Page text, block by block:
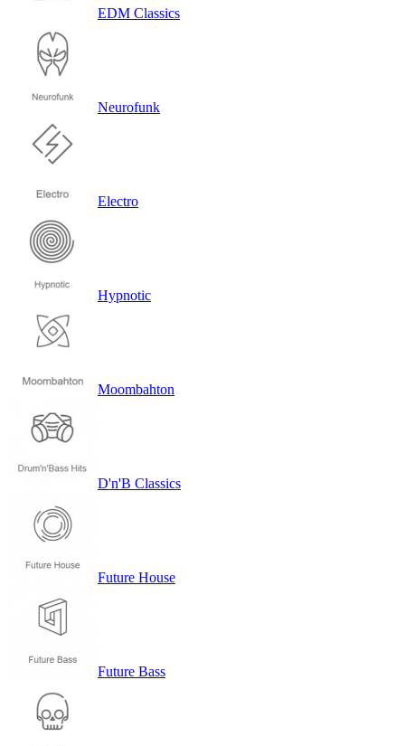
EDM Classics
Neurofunk
Electro
Hypnotic
Moombahton
D'n'B Classics
Future House
Future Bass